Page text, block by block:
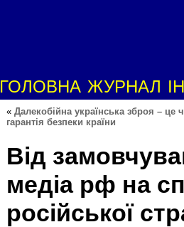
ГОЛОВНА ЖУРНАЛ
« Далекобійна українська зброя – це
гарантія безпеки країни
Від
медіа рф на
російської